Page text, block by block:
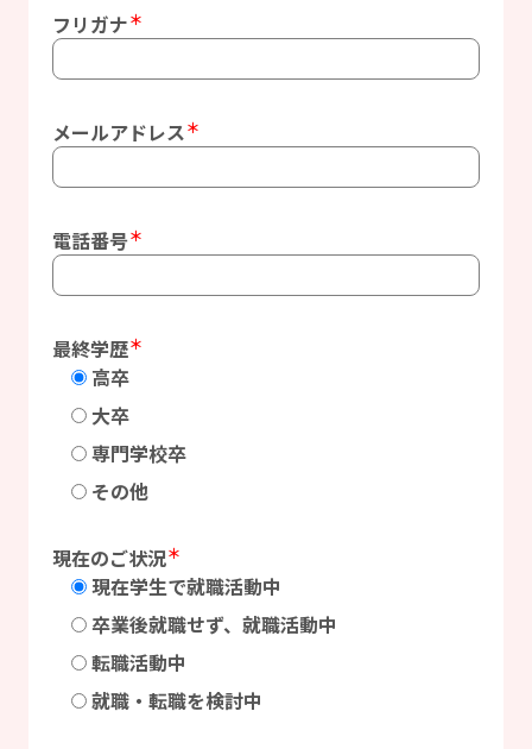
フリガナ＊
メールアドレス＊
電話番号＊
最終学歴＊
高卒
大卒
専門学校卒
その他
現在のご状況＊
現在学生で就職活動中
卒業後就職せず、就職活動中
転職活動中
就職・転職を検討中